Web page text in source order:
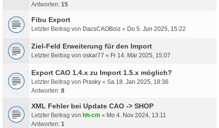
Antworten: 15
Fibu Export
Letzter Beitrag von DacsCAOBoiz « Do 5. Jun 2025, 15:22
Ziel-Feld Erweiterung für den Import
Letzter Beitrag von oskar77 « Fr 14. Mär 2025, 15:07
Export CAO 1.4.x zu Import 1.5.x möglich?
Letzter Beitrag von Prasky « Sa 18. Jan 2025, 18:36
Antworten: 8
XML Fehler bei Update CAO -> SHOP
Letzter Beitrag von hh-cm « Mo 4. Nov 2024, 13:11
Antworten: 1